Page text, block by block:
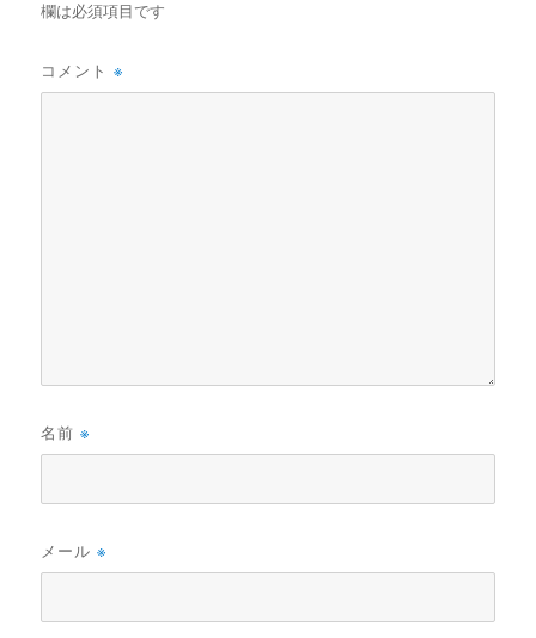
欄は必須項目です
コメント※
名前※
メール※